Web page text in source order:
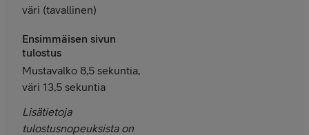
väri (tavallinen)
Ensimmäisen sivun
tulostus
Mustavalko 8,5 sekuntia,
väri 13,5 sekuntia
Lisätietoja
tulostusnopeuksista on